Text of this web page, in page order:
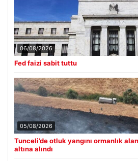
06/08/2026
Fed faizi sabit tuttu
05/08/2026
Tunceli’de otluk yangını ormanlık
altına alındı